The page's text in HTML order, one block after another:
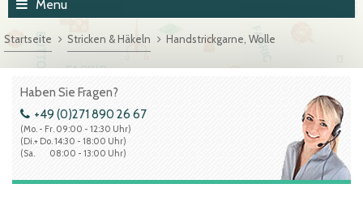
Menu
Startseite Stricken & Häkeln Handstrickgarne, Wolle
Haben Sie Fragen?
+49 (0)271 890 26 67
(Mo. - Fr. 09:00 - 12:30 Uhr)
(Di.+ Do. 14:30 - 18:00 Uhr)
(Sa. 08:00 - 13:00 Uhr)